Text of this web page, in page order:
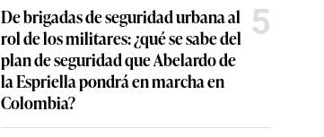
De brigadas de seguridad urbana al
rol de los militares: ¿qué se sabe del
plan de seguridad que Abelardo de
la Espriella pondrá en marcha en
Colombia?
5